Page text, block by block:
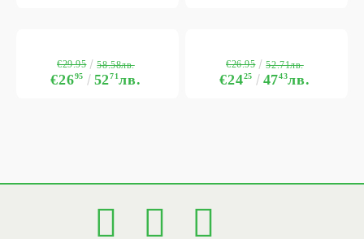
€2695 5271лв.
€29.95 58.58лв.
€2425 4743лв.
€26.95 52.71лв.